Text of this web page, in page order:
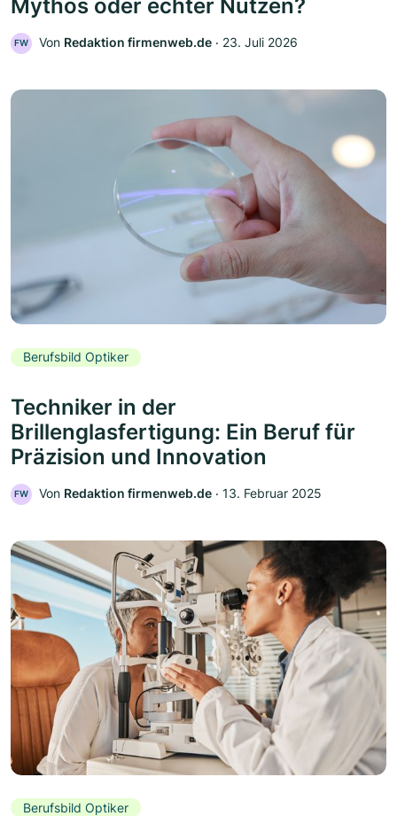
Mythos oder echter Nutzen?
FW Von Redaktion firmenweb.de ‧ 23. Juli 2026
Berufsbild Optiker
Techniker in der
Brillenglasfertigung: Ein Beruf für
Präzision und Innovation
FW Von Redaktion firmenweb.de ‧ 13. Februar 2025
Berufsbild Optiker